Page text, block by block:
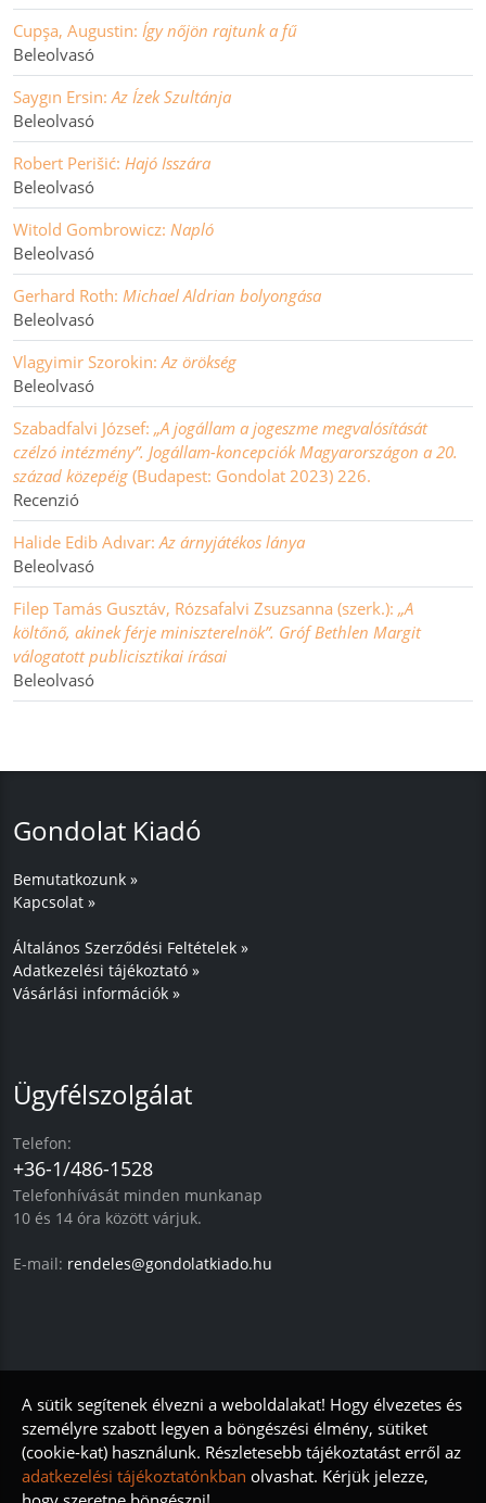
Cupşa, Augustin: Így nőjön rajtunk a fű
Beleolvasó
Saygın Ersin: Az Ízek Szultánja
Beleolvasó
Robert Perišić: Hajó Isszára
Beleolvasó
Witold Gombrowicz: Napló
Beleolvasó
Gerhard Roth: Michael Aldrian bolyongása
Beleolvasó
Vlagyimir Szorokin: Az örökség
Beleolvasó
Szabadfalvi József: „A jogállam a jogeszme megvalósítását
czélzó intézmény”. Jogállam-koncepciók Magyarországon a 20.
század közepéig (Budapest: Gondolat 2023) 226.
Recenzió
Halide Edib Adıvar: Az árnyjátékos lánya
Beleolvasó
Filep Tamás Gusztáv, Rózsafalvi Zsuzsanna (szerk.): „A
költőnő, akinek férje miniszterelnök”. Gróf Bethlen Margit
válogatott publicisztikai írásai
Beleolvasó
Gondolat Kiadó
Bemutatkozunk »
Kapcsolat »
Általános Szerződési Feltételek »
Adatkezelési tájékoztató »
Vásárlási információk »
Ügyfélszolgálat
Telefon:
+36-1/486-1528
Telefonhívását minden munkanap
10 és 14 óra között várjuk.
E-mail: rendeles@gondolatkiado.hu
A sütik segítenek élvezni a weboldalakat! Hogy élvezetes és
személyre szabott legyen a böngészési élmény, sütiket
(cookie-kat) használunk. Részletesebb tájékoztatást erről az
adatkezelési tájékoztatónkban olvashat. Kérjük jelezze,